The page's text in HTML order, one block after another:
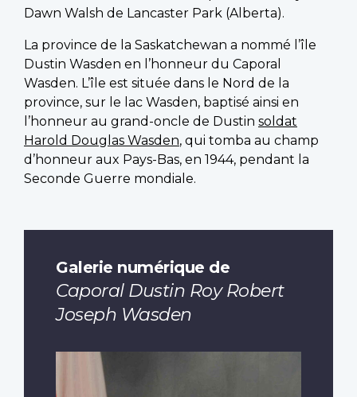
Dawn Walsh de Lancaster Park (Alberta).
La province de la Saskatchewan a nommé l’île
Dustin Wasden en l’honneur du Caporal
Wasden. L’île est située dans le Nord de la
province, sur le lac Wasden, baptisé ainsi en
l’honneur au grand-oncle de Dustin soldat
Harold Douglas Wasden, qui tomba au champ
d’honneur aux Pays-Bas, en 1944, pendant la
Seconde Guerre mondiale.
Galerie numérique de
Caporal Dustin Roy Robert
Joseph Wasden